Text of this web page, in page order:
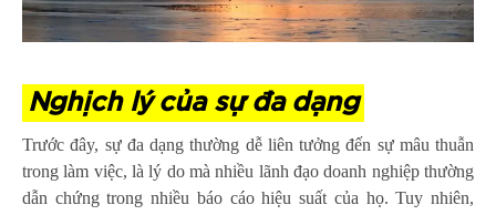
Nghịch lý của sự đa dạng
Trước đây, sự đa dạng thường dễ liên tưởng đến sự mâu thuẫn
trong làm việc, là lý do mà nhiều lãnh đạo doanh nghiệp thường
dẫn chứng trong nhiều báo cáo hiệu suất của họ. Tuy nhiên,